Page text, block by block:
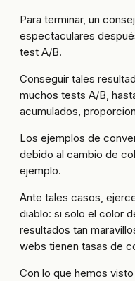
Para terminar, un
espectaculares
test A/B.
Conseguir tales
muchos tests A/B,
acumulados,
Los ejemplos de
debido al cambio de
ejemplo.
Ante tales casos,
diablo: si solo el color
resultados tan
webs tienen tasas de
Con lo que hemos